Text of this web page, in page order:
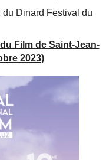
Dinard Festival du
Film de Saint-Jean-
2023)